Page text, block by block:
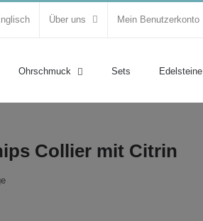
Über uns Mein Benutzerkonto
Ohrschmuck Sets Edelsteine
Collier mit Citrin